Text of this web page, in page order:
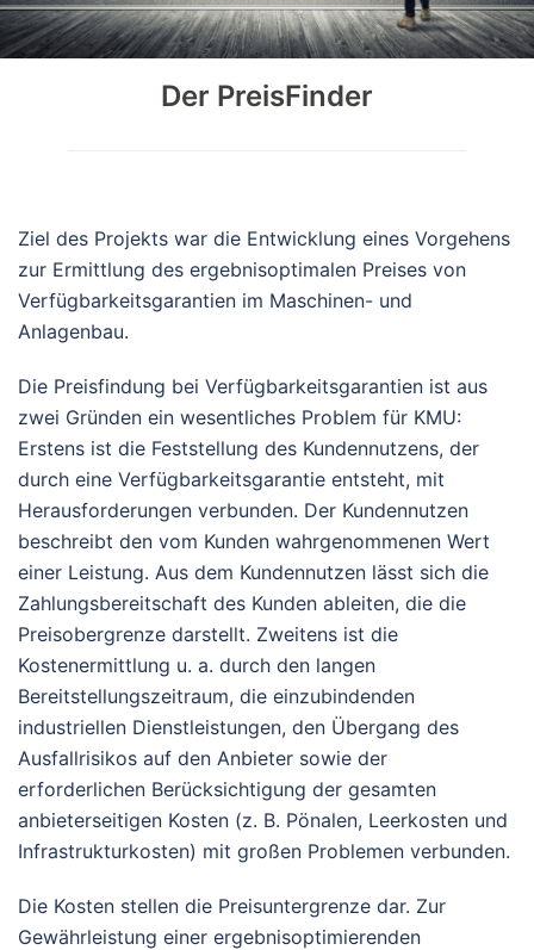
Der PreisFinder
Ziel des Projekts war die Entwicklung eines Vorgehens
zur Ermittlung des ergebnisoptimalen Preises von
Verfügbarkeitsgarantien im Maschinen- und
Anlagenbau.
Die Preisfindung bei Verfügbarkeitsgarantien ist aus
zwei Gründen ein wesentliches Problem für KMU:
Erstens ist die Feststellung des Kundennutzens, der
durch eine Verfügbarkeitsgarantie entsteht, mit
Herausforderungen verbunden. Der Kundennutzen
beschreibt den vom Kunden wahrgenommenen Wert
einer Leistung. Aus dem Kundennutzen lässt sich die
Zahlungsbereitschaft des Kunden ableiten, die die
Preisobergrenze darstellt. Zweitens ist die
Kostenermittlung u. a. durch den langen
Bereitstellungszeitraum, die einzubindenden
industriellen Dienstleistungen, den Übergang des
Ausfallrisikos auf den Anbieter sowie der
erforderlichen Berücksichtigung der gesamten
anbieterseitigen Kosten (z. B. Pönalen, Leerkosten und
Infrastrukturkosten) mit großen Problemen verbunden.
Die Kosten stellen die Preisuntergrenze dar. Zur
Gewährleistung einer ergebnisoptimierenden